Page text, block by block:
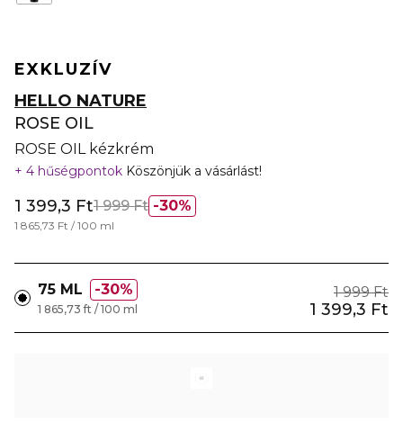
EXKLUZÍV
HELLO NATURE
ROSE OIL
ROSE OIL kézkrém
4 hűségpontok Köszönjük a vásárlást!
30%
1 399,3 Ft1 999 Ft
1 865,73 Ft / 100 ml
75 ML 30% 1 999 Ft
1 399,3 Ft
1 865,73 ft / 100 ml